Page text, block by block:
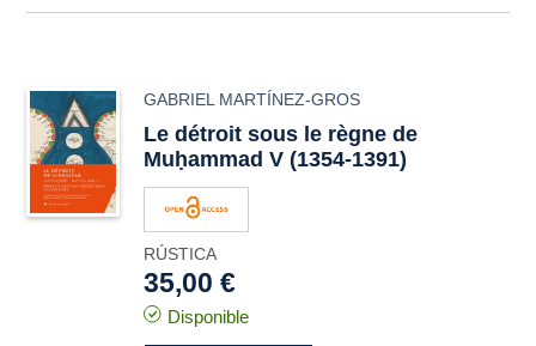
GABRIEL MARTÍNEZ-GROS
Le détroit sous le règne de
Muḥammad V (1354-1391)
RÚSTICA
35,00 €
Disponible